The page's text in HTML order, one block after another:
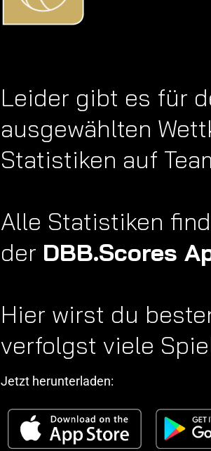
Leider gibt es für
ausgewählten
Statistiken auf
Alle Statistiken
der DBB.Scores
Hier wirst du
verfolgst viele
Jetzt herunterladen: